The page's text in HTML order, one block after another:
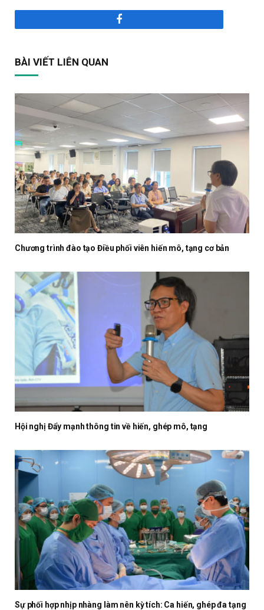
Facebook
BÀI VIẾT LIÊN QUAN
Chương trình đào tạo Điều phối viên hiến mô, tạng cơ bản
Hội nghị Đẩy mạnh thông tin về hiến, ghép mô, tạng
Sự phối hợp nhịp nhàng làm nên kỳ tích: Ca hiến, ghép đa tạng